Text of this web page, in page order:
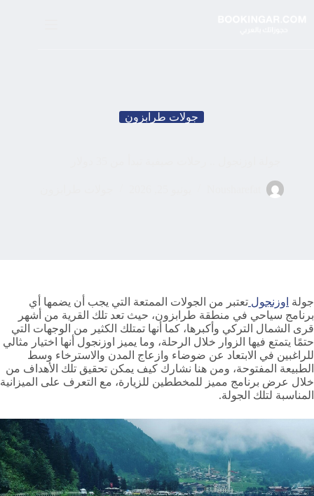
جولات طرابزون
جولة اوزنجول تعتبر من الجولات الممتعة التي يجب أن يضمها أي
برنامج سياحي في منطقة طرابزون، حيث تعد تلك القرية من أشهر
قرى الشمال التركي وأكبرها، كما أنها تمتلك الكثير من الوجهات التي
حتمًا يتمتع فيها الزوار خلال الرحلة، وما يميز اوزنجول أنها اختيار مثالي
للراغبين في الابتعاد عن ضوضاء وازعاج المدن والاسترخاء وسط
الطبيعة المفتوحة، ومن هنا نشارك كيف يمكن تحقيق تلك الأهداف من
خلال عرض برنامج مميز للمخططين للزيارة، مع التعرف على الميزانية
المناسبة لتلك الجولة.